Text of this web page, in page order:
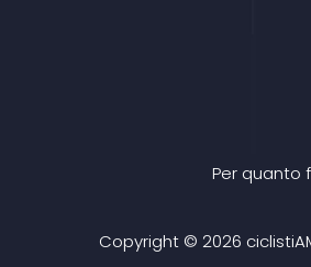
Per quanto
Copyright © 2026